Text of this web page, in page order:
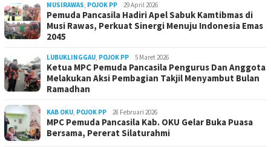
MUSIRAWAS, POJOK PP 29 April 2026
Pemuda Pancasila Hadiri Apel Sabuk Kamtibmas di
Musi Rawas, Perkuat Sinergi Menuju Indonesia Emas
2045
LUBUKLINGGAU, POJOK PP 5 Maret 2026
Ketua MPC Pemuda Pancasila Pengurus Dan Anggota
Melakukan Aksi Pembagian Takjil Menyambut Bulan
Ramadhan
KAB OKU, POJOK PP 28 Februari 2026
MPC Pemuda Pancasila Kab. OKU Gelar Buka Puasa
Bersama, Pererat Silaturahmi